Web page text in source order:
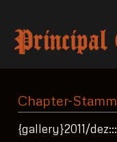
Chapter-
{gallery}2011/